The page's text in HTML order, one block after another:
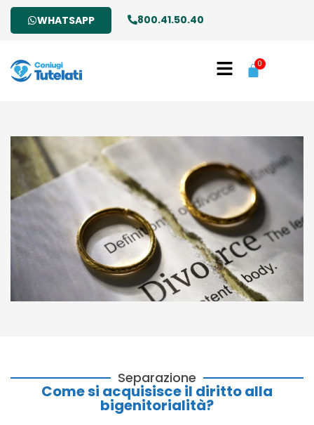
WHATSAPP 800.41.50.40
0
Separazione
Come si acquisisce il diritto alla
bigenitorialità?